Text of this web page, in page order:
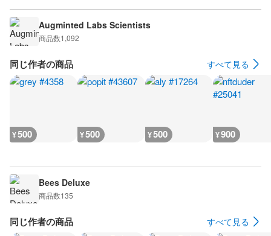
Augminted Labs Scientists
商品数1,092
同じ作者の商品 すべて見る
¥500 ¥500 ¥500 ¥900
Bees Deluxe
商品数135
同じ作者の商品 すべて見る